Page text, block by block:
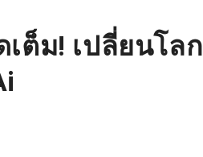
เต็ม! เปลี่ยนโลก